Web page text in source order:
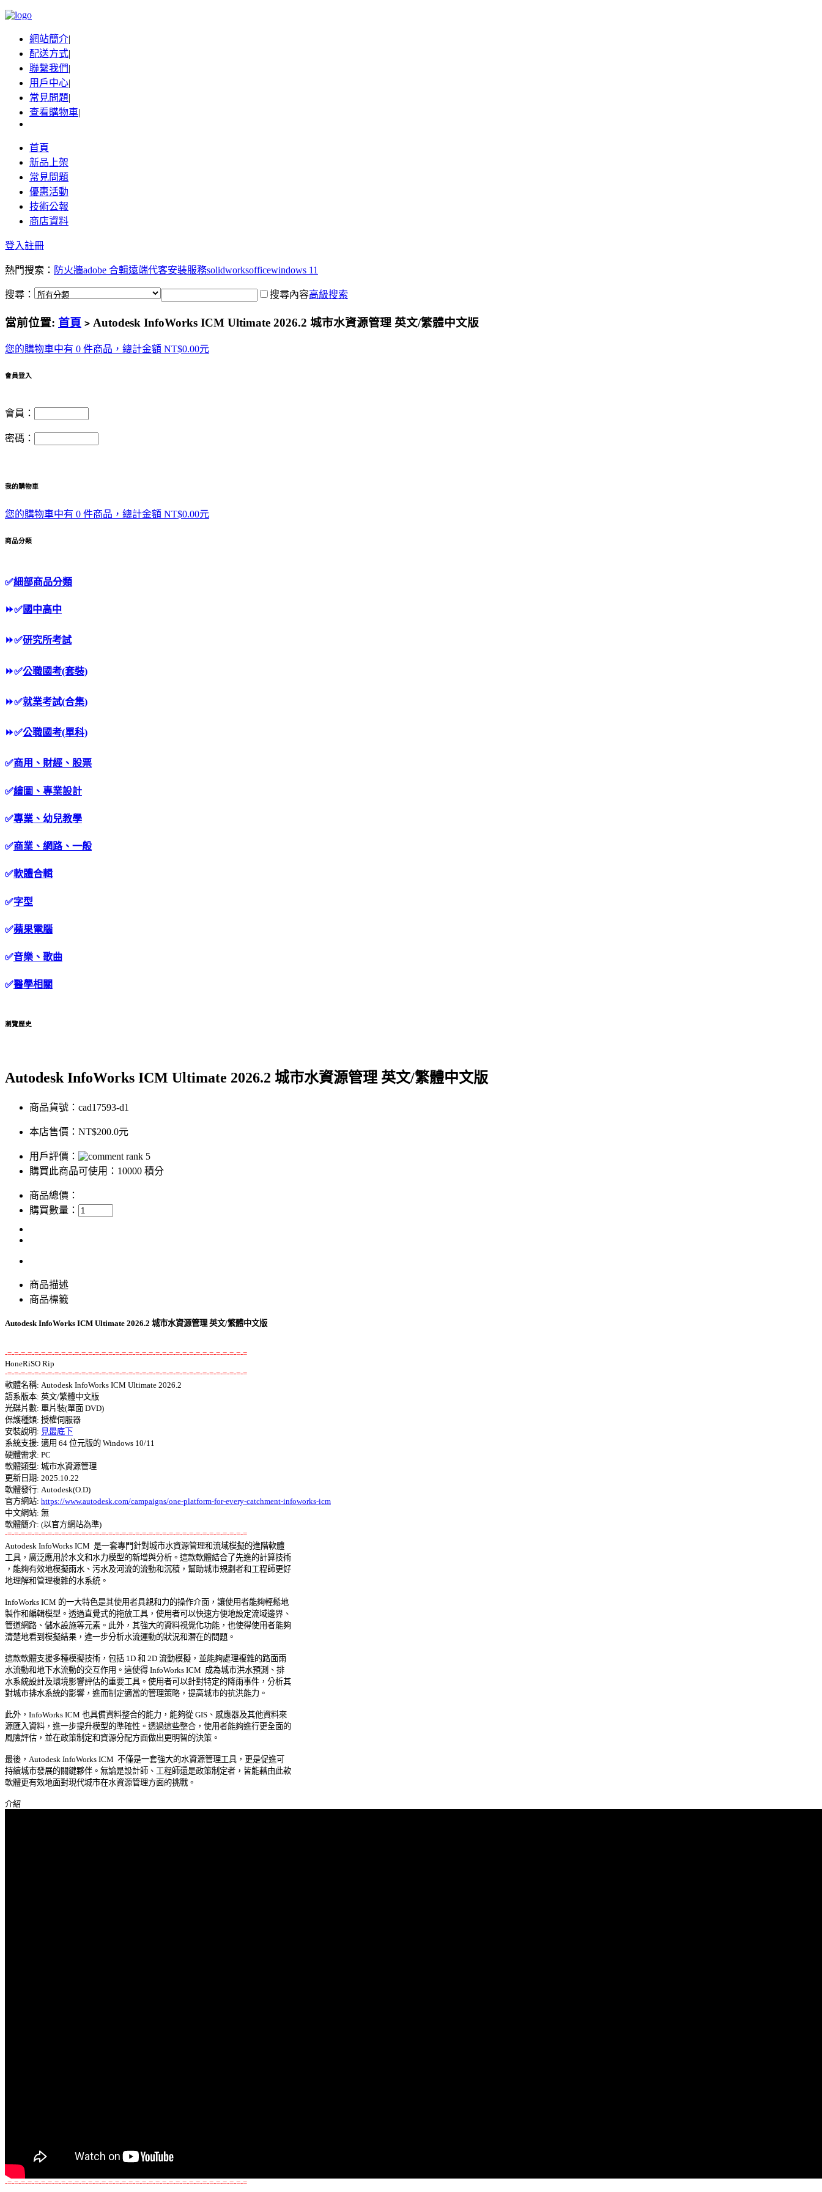
網站簡介|
配送方式|
聯繫我們|
用戶中心|
常見問題|
查看購物車|
首頁
新品上架
常見問題
優惠活動
技術公報
商店資料
登入註冊
熱門搜索： 防火牆adobe 合輯遠端代客安裝服務solidworksofficewindows 11
搜尋： 搜尋內容高級搜索
當前位置: 首頁 > Autodesk InfoWorks ICM Ultimate 2026.2 城市水資源管理 英文/繁體中文版
您的購物車中有 0 件商品，總計金額 NT$0.00元
會員登入
會員：
密碼：
我的購物車
您的購物車中有 0 件商品，總計金額 NT$0.00元
商品分類
✅細部商品分類
⏩✅國中高中
⏩✅研究所考試
⏩✅公職國考(套裝)
⏩✅就業考試(合集)
⏩✅公職國考(單科)
✅商用、財經、股票
✅繪圖、專業設計
✅專業、幼兒教學
✅商業、網路、一般
✅軟體合輯
✅字型
✅蘋果電腦
✅音樂、歌曲
✅醫學相關
瀏覽歷史
Autodesk InfoWorks ICM Ultimate 2026.2 城市水資源管理 英文/繁體中文版
商品貨號：cad17593-d1
本店售價： NT$200.0元
用戶評價：
購買此商品可使用：10000 積分
商品總價：
購買數量：
商品描述
商品標籤
Autodesk InfoWorks ICM Ultimate 2026.2 城市水資源管理 英文/繁體中文版
-=-=-=-=-=-=-=-=-=-=-=-=-=-=-=-=-=-=-=-=-=-=-=-=-=-=-=-=-=-=-=-=-=-=-=-=
-=-=-=-=-=-=-=-=-=-=-=-=-=-=-=-=-=-=-=-=-=-=-=-=-=-=-=-=-=-=-=-=-=-=-=-=
軟體名稱: Autodesk InfoWorks ICM Ultimate 2026.2
語系版本: 英文/繁體中文版
光碟片數: 單片裝(單面 DVD)
保護種類: 授權伺服器
安裝說明: 見最底下
系統支援: 適用 64 位元版的 Windows 10/11
硬體需求: PC
軟體類型: 城市水資源管理
更新日期: 2025.10.22
軟體發行: Autodesk(O.D)
官方網站: https://www.autodesk.com/campaigns/one-platform-for-every-catchment-infoworks-icm
中文網站: 無
-=-=-=-=-=-=-=-=-=-=-=-=-=-=-=-=-=-=-=-=-=-=-=-=-=-=-=-=-=-=-=-=-=-=-=-=
Autodesk InfoWorks ICM  是一套專門針對城市水資源管理和流域模擬的進階軟體
工具，廣泛應用於水文和水力模型的新增與分析。這款軟體結合了先進的計算技術
，能夠有效地模擬雨水、污水及河流的流動和沉積，幫助城市規劃者和工程師更好
地理解和管理複雜的水系統。
InfoWorks ICM 的一大特色是其使用者具親和力的操作介面，讓使用者能夠輕鬆地
製作和編輯模型。透過直覺式的拖放工具，使用者可以快速方便地設定流域邊界、
管道網路、儲水設施等元素。此外，其強大的資料視覺化功能，也使得使用者能夠
清楚地看到模擬結果，進一步分析水流運動的狀況和潛在的問題。
這款軟體支援多種模擬技術，包括 1D 和 2D 流動模擬，並能夠處理複雜的路面雨
水流動和地下水流動的交互作用。這使得 InfoWorks ICM  成為城市洪水預測、排
水系統設計及環境影響評估的重要工具。使用者可以針對特定的降雨事件，分析其
對城市排水系統的影響，進而制定適當的管理策略，提高城市的抗洪能力。
此外，InfoWorks ICM 也具備資料整合的能力，能夠從 GIS、感應器及其他資料來
源匯入資料，進一步提升模型的準確性。透過這些整合，使用者能夠進行更全面的
風險評估，並在政策制定和資源分配方面做出更明智的決策。
最後，Autodesk InfoWorks ICM  不僅是一套強大的水資源管理工具，更是促進可
持續城市發展的關鍵夥伴。無論是設計師、工程師還是政策制定者，皆能藉由此款
軟體更有效地面對現代城市在水資源管理方面的挑戰。
-=-=-=-=-=-=-=-=-=-=-=-=-=-=-=-=-=-=-=-=-=-=-=-=-=-=-=-=-=-=-=-=-=-=-=-=